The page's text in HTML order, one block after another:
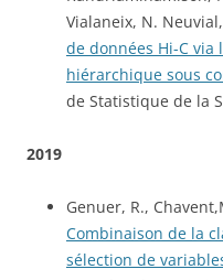
Vialaneix, N. Neuvial,
de données Hi-C via
hiérarchique sous
de Statistique de la
2019
Combinaison de la
sélection de